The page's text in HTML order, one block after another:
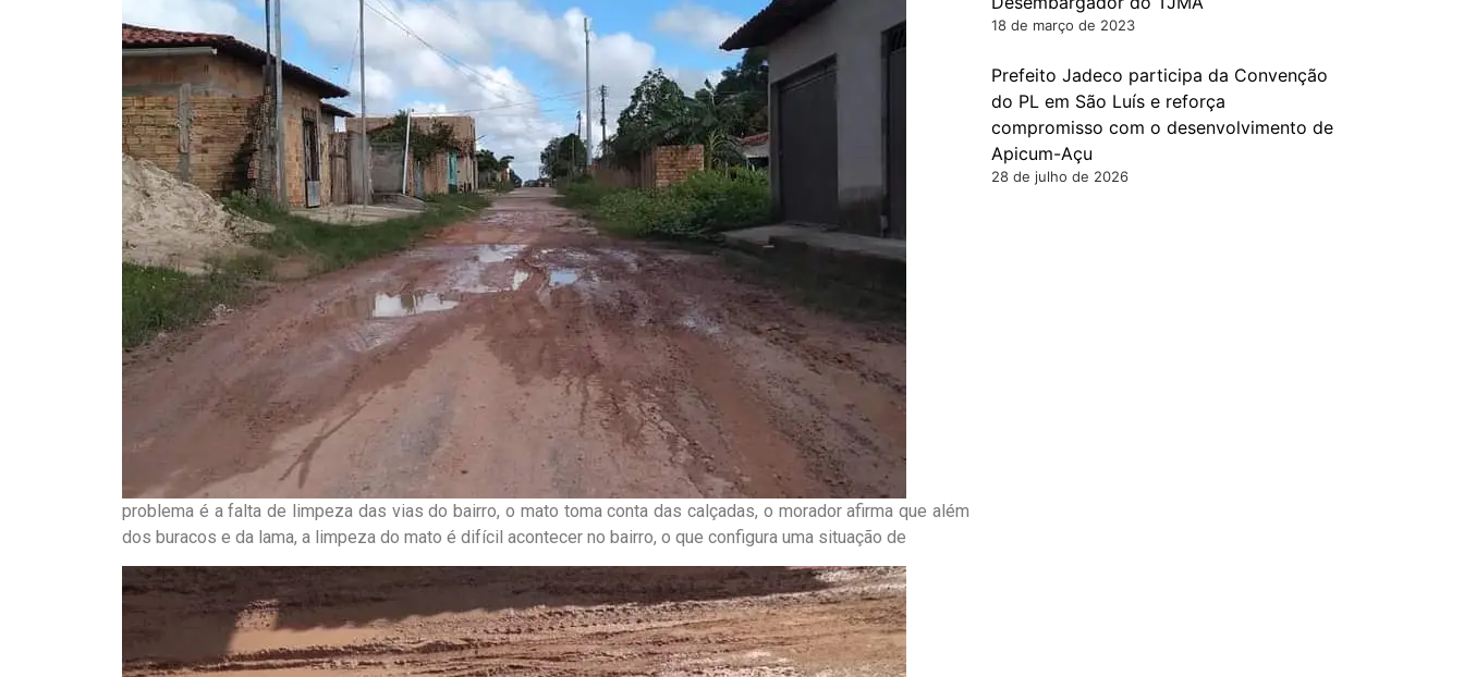
problema é a falta de limpeza das vias do bairro, o mato toma conta das calçadas, o morador afirma que além
dos buracos e da lama, a limpeza do mato é difícil acontecer no bairro, o que configura uma situação de
18 de março de 2023
Prefeito Jadeco participa da Convenção
do PL em São Luís e reforça
compromisso com o desenvolvimento de
Apicum-Açu
28 de julho de 2026